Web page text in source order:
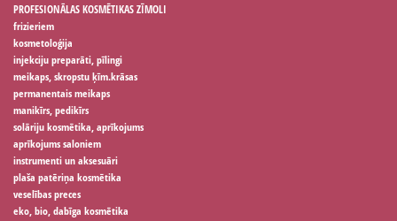
PROFESIONĀLAS KOSMĒTIKAS ZĪMOLI
frizieriem
kosmetoloģija
injekciju preparāti, pīlingi
meikaps, skropstu ķīm.krāsas
permanentais meikaps
manikīrs, pedikīrs
solāriju kosmētika, aprīkojums
aprīkojums saloniem
instrumenti un aksesuāri
plaša patēriņa kosmētika
veselības preces
eko, bio, dabīga kosmētika